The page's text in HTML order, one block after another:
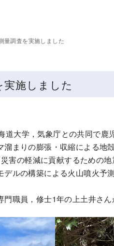
量調査を実施しました
施しました
大学，気象庁との共同で鹿
まりの膨張・収縮による地
害の軽減に貢献するための
ルの構築による火山噴火予
職員，修士1年の上土井さん